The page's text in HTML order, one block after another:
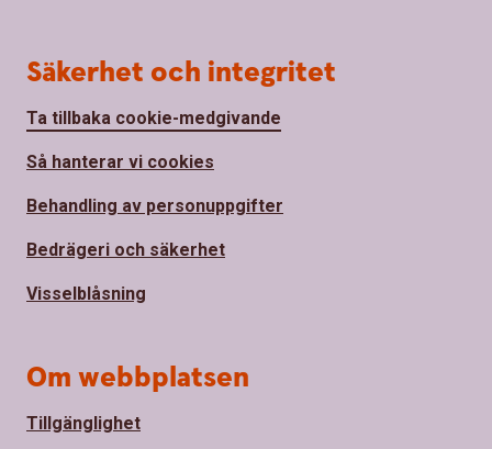
Säkerhet och integritet
Ta tillbaka cookie-medgivande
Så hanterar vi cookies
Behandling av personuppgifter
Bedrägeri och säkerhet
Visselblåsning
Om webbplatsen
Tillgänglighet